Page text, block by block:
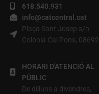
618.540.931
info@catcentral.cat
Plaça Sant Josep s/n
Colònia Cal Pons,
HORARI D'ATENCIÓ AL
PÚBLIC
De dilluns a divendres,